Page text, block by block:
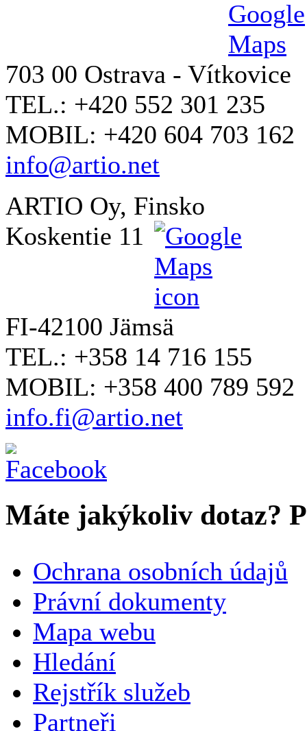
703 00 Ostrava - Vítkovice
TEL.: +420 552 301 235
MOBIL: +420 604 703 162
info@artio.net
ARTIO Oy, Finsko
Koskentie 11
FI-42100 Jämsä
TEL.: +358 14 716 155
MOBIL: +358 400 789 592
info.fi@artio.net
Máte jakýkoliv dotaz?
SPOLEČNOST / ORGANIZACE
E-MAILOVÁ ADRESA
TELEFON
Ochrana osobních údajů
Právní dokumenty
Mapa webu
Hledání
Rejstřík služeb
Partneři